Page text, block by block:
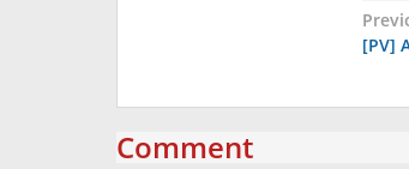
[PV]
Comment